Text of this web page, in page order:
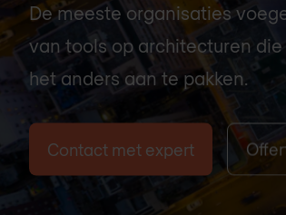
De meeste organisaties
van tools op architecturen
het anders aan te pakken.
Contact met expert